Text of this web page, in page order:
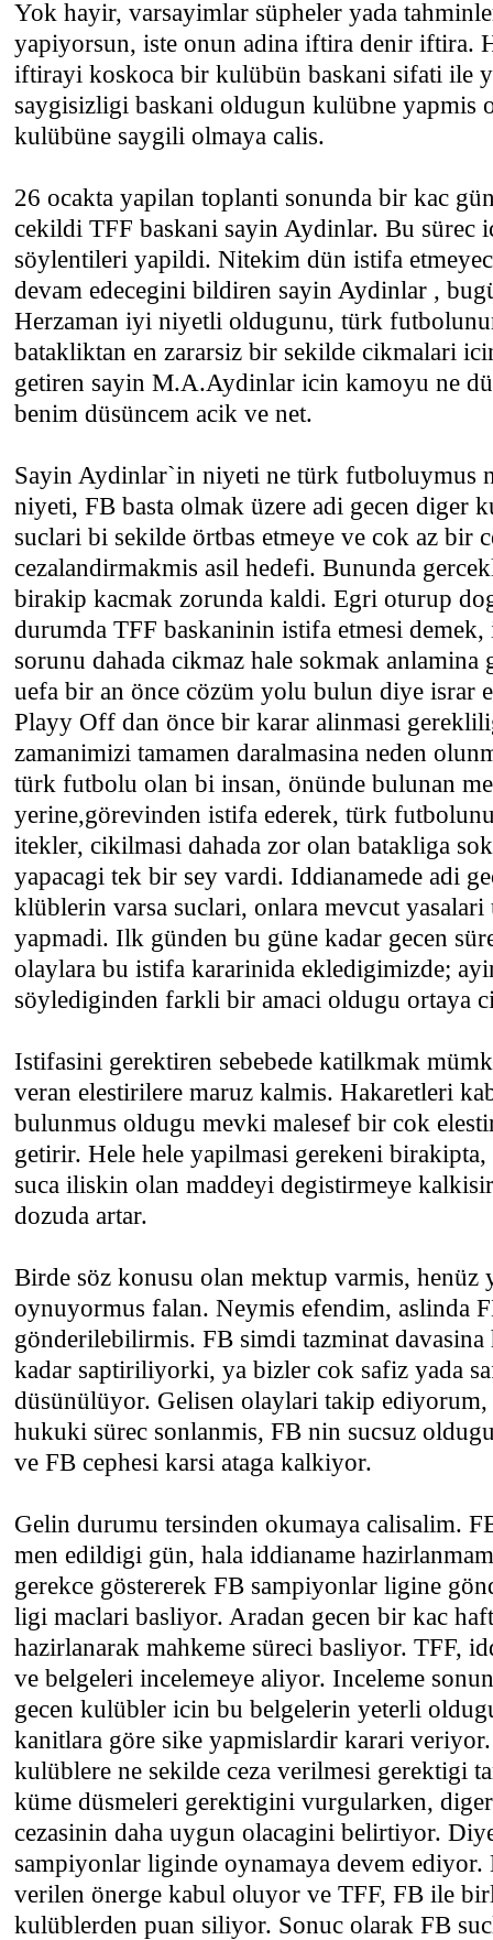
Yok hayir, varsayimlar süpheler yada
yapiyorsun, iste onun adina iftira denir iftira.
iftirayi koskoca bir kulübün baskani sifati ile
saygisizligi baskani oldugun kulübne yapmis
kulübüne saygili olmaya calis.
26 ocakta yapilan toplanti sonunda bir kac
cekildi TFF baskani sayin Aydinlar. Bu sürec
söylentileri yapildi. Nitekim dün istifa
devam edecegini bildiren sayin Aydinlar ,
Herzaman iyi niyetli oldugunu, türk
batakliktan en zararsiz bir sekilde cikmalari
getiren sayin M.A.Aydinlar icin kamoyu ne
benim düsüncem acik ve net.
Sayin Aydinlar`in niyeti ne türk futboluymus
niyeti, FB basta olmak üzere adi gecen diger
suclari bi sekilde örtbas etmeye ve cok az bir
cezalandirmakmis asil hedefi. Bununda
birakip kacmak zorunda kaldi. Egri oturup
durumda TFF baskaninin istifa etmesi
sorunu dahada cikmaz hale sokmak
uefa bir an önce cözüm yolu bulun diye israr
Playy Off dan önce bir karar alinmasi
zamanimizi tamamen daralmasina neden
türk futbolu olan bi insan, önünde bulunan
yerine,görevinden istifa ederek, türk
itekler, cikilmasi dahada zor olan batakliga
yapacagi tek bir sey vardi. Iddianamede adi
klüblerin varsa suclari, onlara mevcut
yapmadi. Ilk günden bu güne kadar gecen
olaylara bu istifa kararinida ekledigimizde;
söylediginden farkli bir amaci oldugu ortaya
Istifasini gerektiren sebebede katilkmak
veran elestirilere maruz kalmis. Hakaretleri
bulunmus oldugu mevki malesef bir cok
getirir. Hele hele yapilmasi gerekeni
suca iliskin olan maddeyi degistirmeye
dozuda artar.
Birde söz konusu olan mektup varmis,
oynuyormus falan. Neymis efendim, aslinda
gönderilebilirmis. FB simdi tazminat
kadar saptiriliyorki, ya bizler cok safiz yada
düsünülüyor. Gelisen olaylari takip
hukuki sürec sonlanmis, FB nin sucsuz
ve FB cephesi karsi ataga kalkiyor.
Gelin durumu tersinden okumaya calisalim.
men edildigi gün, hala iddianame
gerekce göstererek FB sampiyonlar ligine
ligi maclari basliyor. Aradan gecen bir kac
hazirlanarak mahkeme süreci basliyor. TFF,
ve belgeleri incelemeye aliyor. Inceleme
gecen kulübler icin bu belgelerin yeterli
kanitlara göre sike yapmislardir karari
kulüblere ne sekilde ceza verilmesi gerektigi
küme düsmeleri gerektigini vurgularken,
cezasinin daha uygun olacagini belirtiyor.
sampiyonlar liginde oynamaya devem
verilen önerge kabul oluyor ve TFF, FB ile
kulüblerden puan siliyor. Sonuc olarak FB